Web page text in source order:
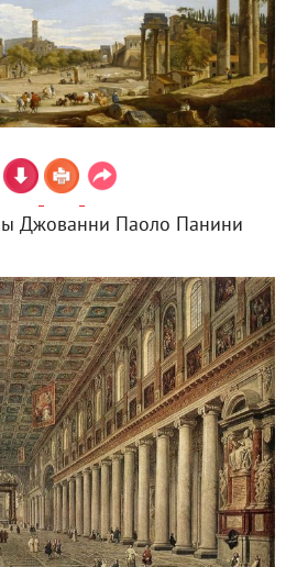
Джованни Паоло Панини